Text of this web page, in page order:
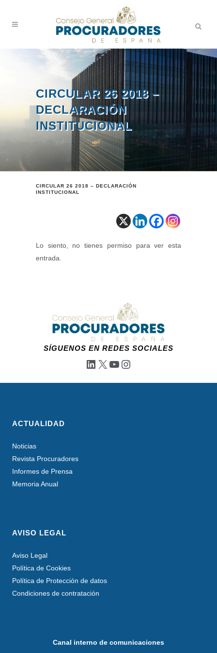
CIRCULAR 26 2018 –
DECLARACIÓN
INSTITUCIONAL
CIRCULAR 26 2018 – DECLARACIÓN
INSTITUCIONAL
Lo siento, no tienes permiso para ver esta
entrada.
SÍGUENOS EN REDES SOCIALES
LinkedIn
X YouTube
Instagram
ACTUALIDAD
Noticias
Revista Procuradores
Informes de Prensa
Memoria Anual
AVISO LEGAL
Aviso Legal
Política de Cookies
Política de Protección de datos
Condiciones de contratación
Canal interno de comunicaciones